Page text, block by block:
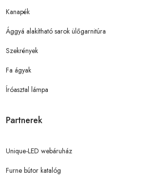
Kanapék
Ággyá alakítható sarok ülőgarnitúra
Szekrények
Fa ágyak
Íróasztal lámpa
Partnerek
Unique-LED webáruház
Furne bútor katalóg